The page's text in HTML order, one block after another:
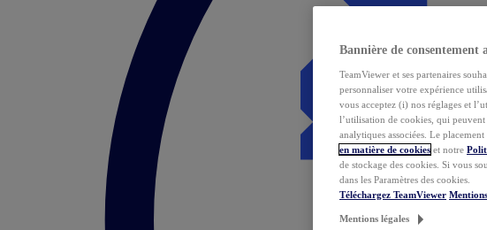
Bannière de consentement
TeamViewer et ses partenaires
personnaliser votre expérience
vous acceptez (i) nos réglages et
l’utilisation de cookies, qui peuvent
analytiques associées. Le
en matière de cookies et notre
de stockage des cookies. Si vous
dans les Paramètres des cookies.
Téléchargez TeamViewer
Mentions légales